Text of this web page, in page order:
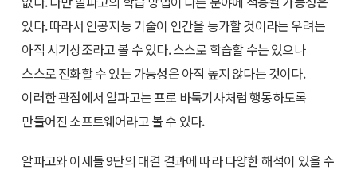
있다. 따라서 인공지능 기술이 인간을 능가할 것이라는 우려는
아직 시기상조라고 볼 수 있다. 스스로 학습할 수는 있으나
스스로 진화할 수 있는 가능성은 아직 높지 않다는 것이다.
이러한 관점에서 알파고는 프로 바둑기사처럼 행동하도록
만들어진 소프트웨어라고 볼 수 있다.
알파고와 이세돌 9단의 대결 결과에 따라 다양한 해석이 있을 수